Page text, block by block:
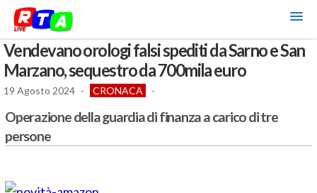
Vendevano orologi falsi spediti da Sarno e San
Marzano, sequestro da 700mila euro
19 Agosto 2024 - CRONACA -
Operazione della guardia di finanza a carico di tre
persone